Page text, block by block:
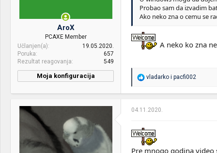
AroX
PCAXE Member
Učlanjen(a)
19.05.2020.
Poruka
657
Rezultat reagovanja
549
Moja konfiguracija
Ryzen 7 7800x3d / Arctic
freezer 2 420 argb
Motherboard: Asrock B650M-HDV/M.2
RAM:
2x8gb Kingston Fury Beast
DDR5 6000 Cl40/OC 6000
CL26
Probao sam da izvadim
Ako neko zna o cemu se
A neko ko zna
R
o
n
j
a
vladarko i pacfi002
04.11.2020.
Pre mnogo godina